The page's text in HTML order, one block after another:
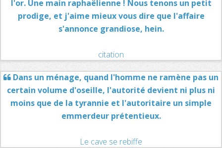
l'or. Une main raphaëlienne ! Nous tenons un petit
prodige, et j'aime mieux vous dire que l'affaire
s'annonce grandiose, hein.
citation
Dans un ménage, quand l'homme ne ramène pas un
certain volume d'oseille, l'autorité devient ni plus ni
moins que de la tyrannie et l'autoritaire un simple
emmerdeur prétentieux.
Le cave se rebiffe